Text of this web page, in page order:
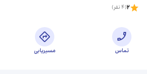
2
(
4نفر)
تماس مسیریابی